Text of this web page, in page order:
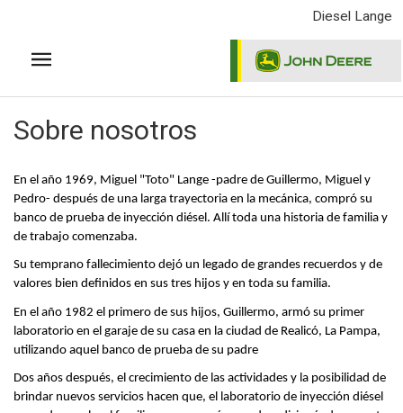
principal
Diesel Lange
Sobre nosotros
En el año 1969, Miguel "Toto" Lange -padre de Guillermo, Miguel y
Pedro- después de una larga trayectoria en la mecánica, compró su
banco de prueba de inyección diésel. Allí toda una historia de familia y
de trabajo comenzaba.
Su temprano fallecimiento dejó un legado de grandes recuerdos y de
valores bien definidos en sus tres hijos y en toda su familia.
En el año 1982 el primero de sus hijos, Guillermo, armó su primer
laboratorio en el garaje de su casa en la ciudad de Realicó, La Pampa,
utilizando aquel banco de prueba de su padre
Dos años después, el crecimiento de las actividades y la posibilidad de
brindar nuevos servicios hacen que, el laboratorio de inyección diésel